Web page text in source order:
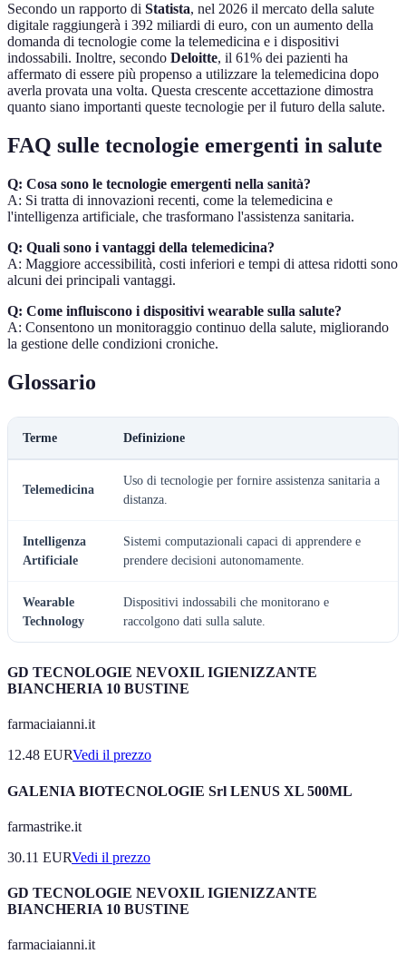
Secondo un rapporto di Statista, nel 2026 il mercato della salute
digitale raggiungerà i 392 miliardi di euro, con un aumento della
domanda di tecnologie come la telemedicina e i dispositivi
indossabili. Inoltre, secondo Deloitte, il 61% dei pazienti ha
affermato di essere più propenso a utilizzare la telemedicina dopo
averla provata una volta. Questa crescente accettazione dimostra
quanto siano importanti queste tecnologie per il futuro della salute.
FAQ sulle tecnologie emergenti in salute
Q: Cosa sono le tecnologie emergenti nella sanità?
A: Si tratta di innovazioni recenti, come la telemedicina e
l'intelligenza artificiale, che trasformano l'assistenza sanitaria.
Q: Quali sono i vantaggi della telemedicina?
A: Maggiore accessibilità, costi inferiori e tempi di attesa ridotti sono
alcuni dei principali vantaggi.
Q: Come influiscono i dispositivi wearable sulla salute?
A: Consentono un monitoraggio continuo della salute, migliorando
la gestione delle condizioni croniche.
Glossario
Terme Definizione
Telemedicina
Uso di tecnologie per fornire assistenza sanitaria a
distanza.
Intelligenza
Artificiale
Sistemi computazionali capaci di apprendere e
prendere decisioni autonomamente.
Wearable
Technology
Dispositivi indossabili che monitorano e
raccolgono dati sulla salute.
GD TECNOLOGIE NEVOXIL IGIENIZZANTE
BIANCHERIA 10 BUSTINE
farmaciaianni.it
12.48 EURVedi il prezzo
GALENIA BIOTECNOLOGIE Srl LENUS XL 500ML
farmastrike.it
30.11 EURVedi il prezzo
GD TECNOLOGIE NEVOXIL IGIENIZZANTE
BIANCHERIA 10 BUSTINE
farmaciaianni.it